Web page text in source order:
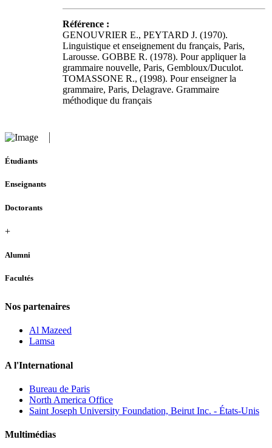
Référence :
GENOUVRIER E., PEYTARD J. (1970).
Linguistique et enseignement du français, Paris,
Larousse. GOBBE R. (1978). Pour appliquer la
grammaire nouvelle, Paris, Gembloux/Duculot.
TOMASSONE R., (1998). Pour enseigner la
grammaire, Paris, Delagrave. Grammaire
méthodique du français
Étudiants
Enseignants
Doctorants
+
Alumni
Facultés
Nos partenaires
Al Mazeed
Lamsa
A l'International
Bureau de Paris
North America Office
Saint Joseph University Foundation, Beirut Inc. - États-Unis
Multimédias